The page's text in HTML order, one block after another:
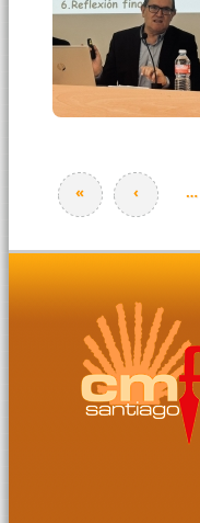
Páginas
« ‹ …